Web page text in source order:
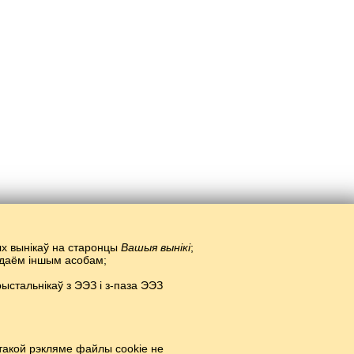
вынікаў на старонцы Вашыя вынікі;
іншым асобам;
з ЭЭЗ і з-паза ЭЭЗ
рэкляме файлы cookie не